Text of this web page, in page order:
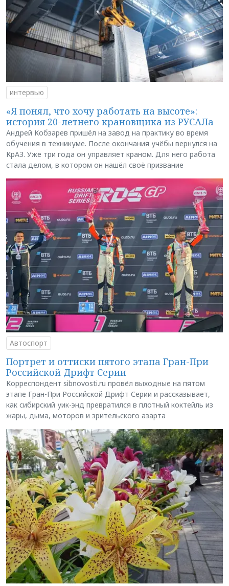
интервью
«Я понял, что хочу работать на высоте»:
история 20-летнего крановщика из РУСАЛа
Андрей Кобзарев пришёл на завод на практику во время
обучения в техникуме. После окончания учёбы вернулся на
КрАЗ. Уже три года он управляет краном. Для него работа
стала делом, в котором он нашёл своё призвание
Автоспорт
Портрет и оттиски пятого этапа Гран-При
Российской Дрифт Серии
Корреспондент sibnovosti.ru провёл выходные на пятом
этапе Гран-При Российской Дрифт Серии и рассказывает,
как сибирский уик-энд превратился в плотный коктейль из
жары, дыма, моторов и зрительского азарта